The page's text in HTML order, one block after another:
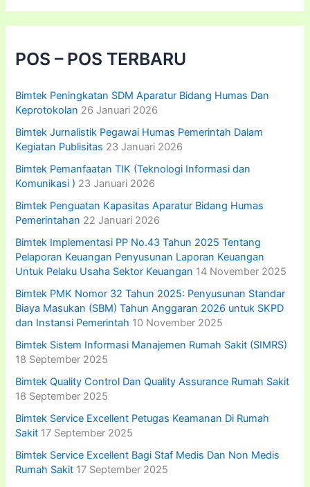
i
u
t
u
:
POS – POS TERBARU
Bimtek Peningkatan SDM Aparatur Bidang Humas Dan
Keprotokolan 26 Januari 2026
Bimtek Jurnalistik Pegawai Humas Pemerintah Dalam
Kegiatan Publisitas 23 Januari 2026
Bimtek Pemanfaatan TIK (Teknologi Informasi dan
Komunikasi ) 23 Januari 2026
Bimtek Penguatan Kapasitas Aparatur Bidang Humas
Pemerintahan 22 Januari 2026
Bimtek Implementasi PP No.43 Tahun 2025 Tentang
Pelaporan Keuangan Penyusunan Laporan Keuangan
Untuk Pelaku Usaha Sektor Keuangan 14 November 2025
Bimtek PMK Nomor 32 Tahun 2025: Penyusunan Standar
Biaya Masukan (SBM) Tahun Anggaran 2026 untuk SKPD
dan Instansi Pemerintah 10 November 2025
Bimtek Sistem Informasi Manajemen Rumah Sakit (SIMRS)
18 September 2025
Bimtek Quality Control Dan Quality Assurance Rumah Sakit
18 September 2025
Bimtek Service Excellent Petugas Keamanan Di Rumah
Sakit 17 September 2025
Bimtek Service Excellent Bagi Staf Medis Dan Non Medis
Rumah Sakit 17 September 2025